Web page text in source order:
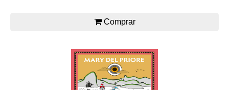
Comprar